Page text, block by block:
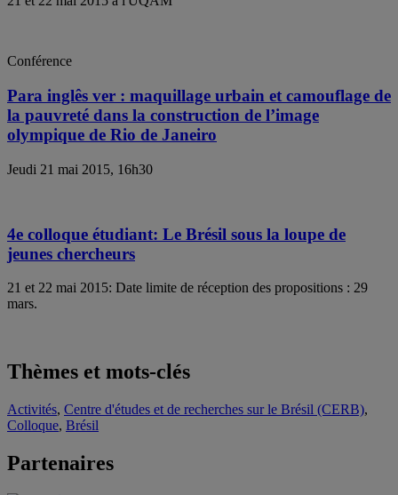
Conférence
Para inglês ver : maquillage urbain et camouflage de
la pauvreté dans la construction de l’image
olympique de Rio de Janeiro
Jeudi 21 mai 2015, 16h30
4e colloque étudiant: Le Brésil sous la loupe de
jeunes chercheurs
21 et 22 mai 2015: Date limite de réception des propositions : 29
mars.
Thèmes et mots-clés
Activités, Centre d'études et de recherches sur le Brésil (CERB),
Colloque, Brésil
Partenaires